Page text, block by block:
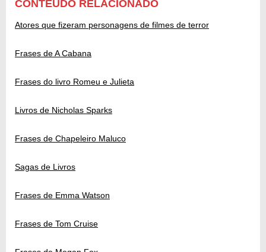
CONTEÚDO RELACIONADO
Atores que fizeram personagens de filmes de terror
Frases de A Cabana
Frases do livro Romeu e Julieta
Livros de Nicholas Sparks
Frases de Chapeleiro Maluco
Sagas de Livros
Frases de Emma Watson
Frases de Tom Cruise